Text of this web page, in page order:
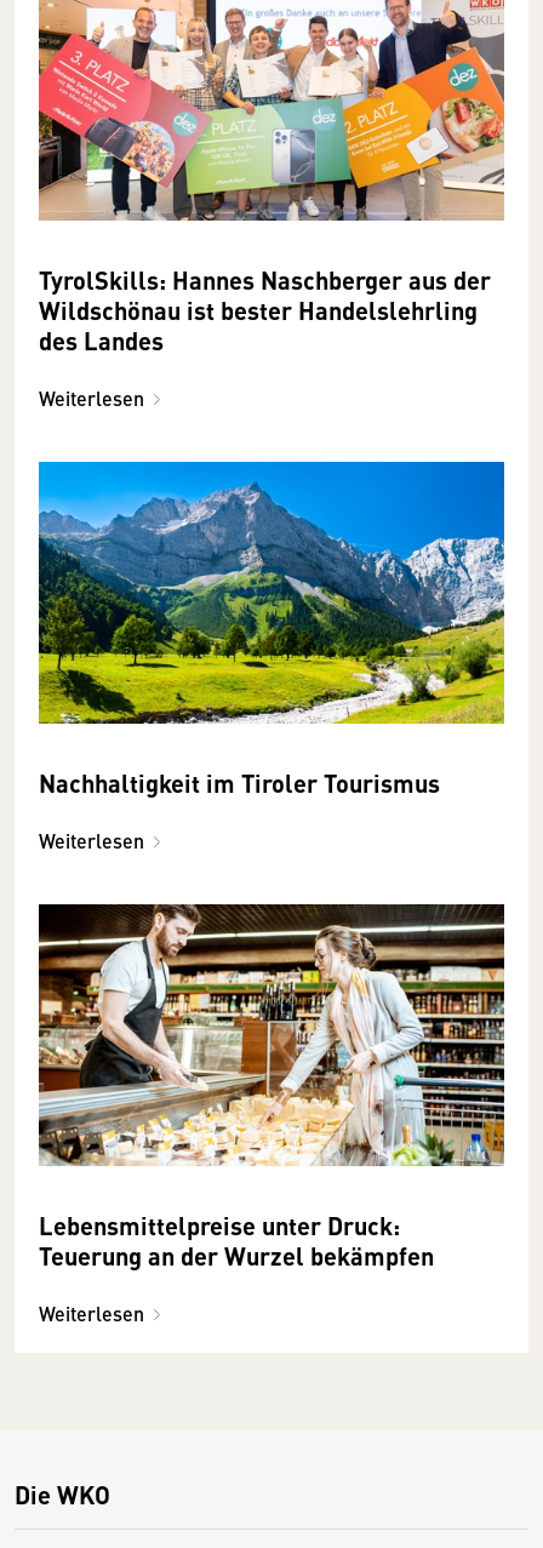
TyrolSkills: Hannes Naschberger aus der
Wildschönau ist bester Handelslehrling
des Landes
Weiterlesen
Nachhaltigkeit im Tiroler Tourismus
Weiterlesen
Lebensmittelpreise unter Druck:
Teuerung an der Wurzel bekämpfen
Weiterlesen
Die WKO